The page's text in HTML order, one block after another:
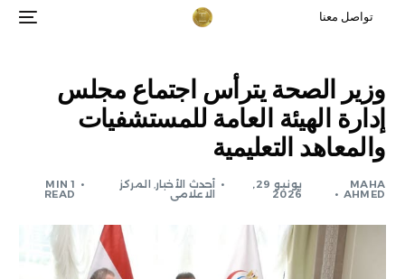
تواصل معنا
وزير الصحة يترأس اجتماع مجلس
إدارة الهيئة العامة للمستشفيات
والمعاهد التعليمية
MAHA
AHMED
يونيو 29,
2026
أحدث الأخبار, المركز
الاعلامى
1 MIN
READ